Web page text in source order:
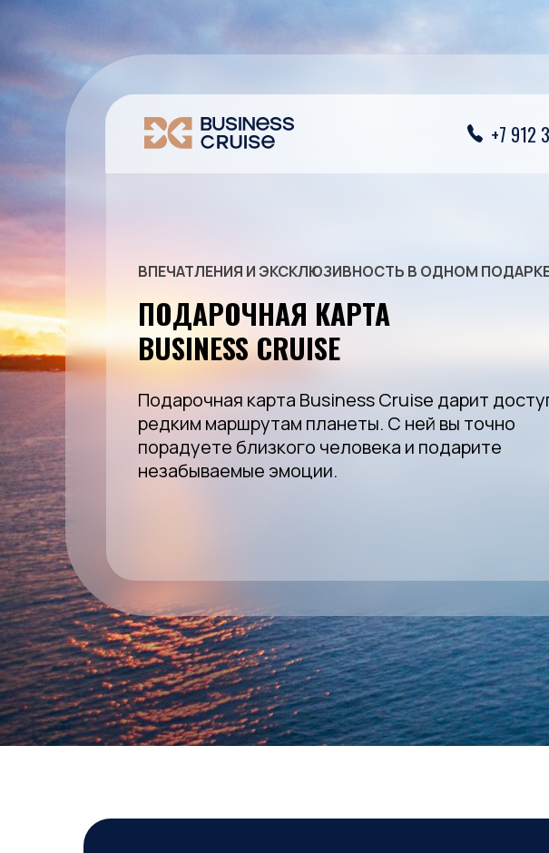
ВПЕЧАТЛЕНИЯ И ЭКСКЛЮЗИВНОСТЬ В ОДНОМ
Подарочная карта BusinessCruise дарит
редким маршрутам планеты. С ней вы точно
порадуете близкого человека и подарите
незабываемые эмоции.
ПОДАРОЧНАЯ КАРТА
BUSINESS CRUISE
+7 912